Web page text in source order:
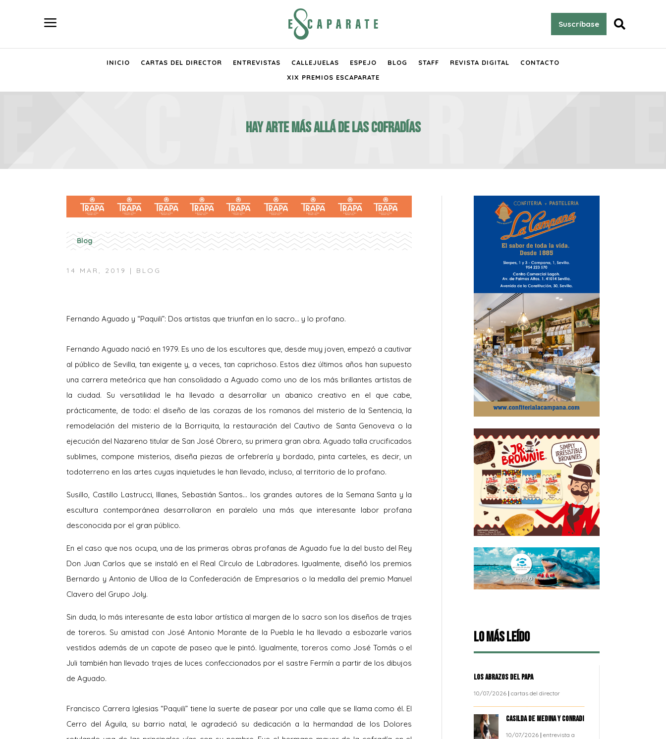
a Suscríbase 
INICIO CARTAS DEL DIRECTOR ENTREVISTAS CALLEJUELAS ESPEJO BLOG STAFF REVISTA DIGITAL
CONTACTO
XIX PREMIOS ESCAPARATE
Hay arte más allá de las cofradías
Blog
14 MAR, 2019 | BLOG
Fernando Aguado y “Paquili”: Dos artistas que triunfan en lo sacro… y lo profano.
Fernando Aguado nació en 1979. Es uno de los escultores que, desde muy joven, empezó a cautivar
al público de Sevilla, tan exigente y, a veces, tan caprichoso. Estos diez últimos años han supuesto
una carrera meteórica que han consolidado a Aguado como uno de los más brillantes artistas de
la ciudad. Su versatilidad le ha llevado a desarrollar un abanico creativo en el que cabe,
prácticamente, de todo: el diseño de las corazas de los romanos del misterio de la Sentencia, la
remodelación del misterio de la Borriquita, la restauración del Cautivo de Santa Genoveva o la
ejecución del Nazareno titular de San José Obrero, su primera gran obra. Aguado talla crucificados
sublimes, compone misterios, diseña piezas de orfebrería y bordado, pinta carteles, es decir, un
todoterreno en las artes cuyas inquietudes le han llevado, incluso, al territorio de lo profano.
Susillo, Castillo Lastrucci, Illanes, Sebastián Santos… los grandes autores de la Semana Santa y la
escultura contemporánea desarrollaron en paralelo una más que interesante labor profana
desconocida por el gran público.
En el caso que nos ocupa, una de las primeras obras profanas de Aguado fue la del busto del Rey
Don Juan Carlos que se instaló en el Real Círculo de Labradores. Igualmente, diseñó los premios
Bernardo y Antonio de Ulloa de la Confederación de Empresarios o la medalla del premio Manuel
Clavero del Grupo Joly.
Sin duda, lo más interesante de esta labor artística al margen de lo sacro son los diseños de trajes
de toreros. Su amistad con José Antonio Morante de la Puebla le ha llevado a esbozarle varios
vestidos además de un capote de paseo que le pintó. Igualmente, toreros como José Tomás o el
Juli también han llevado trajes de luces confeccionados por el sastre Fermín a partir de los dibujos
de Aguado.
Francisco Carrera Iglesias “Paquili” tiene la suerte de pasear por una calle que se llama como él. El
Cerro del Águila, su barrio natal, le agradeció su dedicación a la hermandad de los Dolores
Lo más leído
LOS ABRAZOS DEL PAPA
10/07/2026 |cartas del director
CASILDA DE MEDINA Y CONRADI
10/07/2026 |entrevista a